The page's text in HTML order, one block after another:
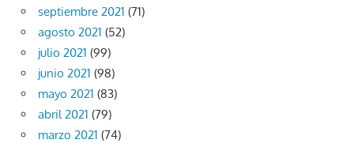
septiembre 2021 (71)
agosto 2021 (52)
julio 2021 (99)
junio 2021 (98)
mayo 2021 (83)
abril 2021 (79)
marzo 2021 (74)